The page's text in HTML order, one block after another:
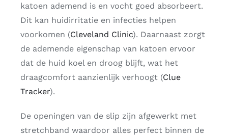
katoen ademend is en vocht goed absorbeert.
Dit kan huidirritatie en infecties helpen
voorkomen​ (Cleveland Clinic)​. Daarnaast zorgt
de ademende eigenschap van katoen ervoor
dat de huid koel en droog blijft, wat het
draagcomfort aanzienlijk verhoogt​(Clue
Tracker)​.
De openingen van de slip zijn afgewerkt met
stretchband waardoor alles perfect binnen de